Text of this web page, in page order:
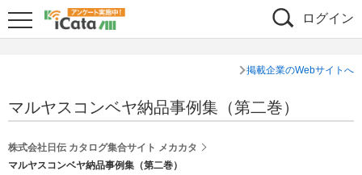
ログイン
掲載企業のWebサイトへ
マルヤスコンベヤ納品事例集（第二巻）
株式会社日伝 カタログ集合サイト メカカタ
マルヤスコンベヤ納品事例集（第二巻）